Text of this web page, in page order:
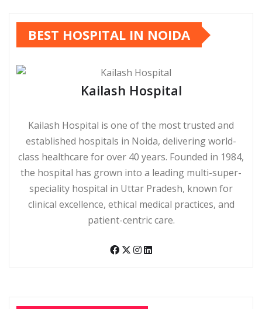
BEST HOSPITAL IN NOIDA
Kailash Hospital
Kailash Hospital is one of the most trusted and
established hospitals in Noida, delivering world-
class healthcare for over 40 years. Founded in 1984,
the hospital has grown into a leading multi-super-
speciality hospital in Uttar Pradesh, known for
clinical excellence, ethical medical practices, and
patient-centric care.